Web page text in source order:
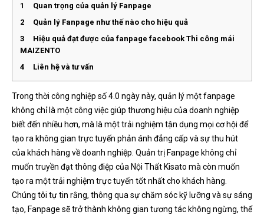
1
Quan trọng của quản lý Fanpage
2
Quản lý Fanpage như thế nào cho hiệu quả
3
Hiệu quả đạt được của fanpage facebook Thi công mái
MAIZENTO
4
Liên hệ và tư vấn
Trong thời công nghiệp số 4.0 ngày này, quản lý một fanpage
không chỉ là một công việc giúp thương hiệu của doanh nghiệp
biết đến nhiều hơn, mà là một trải nghiệm tận dụng mọi cơ hội để
tạo ra không gian trực tuyến phản ánh đẳng cấp và sự thu hút
của khách hàng về doanh nghiệp. Quản trị Fanpage không chỉ
muốn truyền đạt thông điệp của Nội Thất Kisato mà còn muốn
tạo ra một trải nghiệm trực tuyến tốt nhất cho khách hàng.
Chúng tôi tự tin rằng, thông qua sự chăm sóc kỹ lưỡng và sự sáng
tạo, Fanpage sẽ trở thành không gian tương tác không ngừng, thể